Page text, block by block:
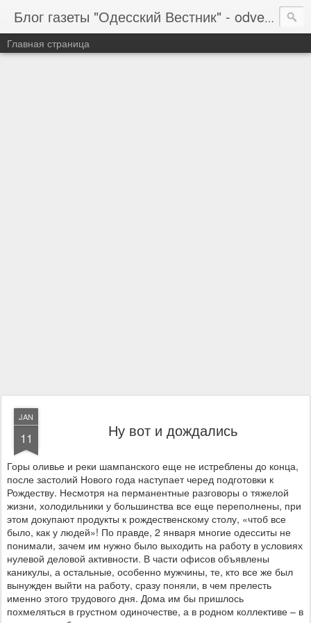
Блог газеты "Одесский Вестник" - odvestnik.com.ua, odvestnik.com
Главная страница
JAN
11 Ну вот и дождались
Горы оливье и реки шампанского еще не истреблены до конца,
после застолий Нового года наступает черед подготовки к
Рождеству. Несмотря на перманентные разговоры о тяжелой
жизни, холодильники у большинства все еще переполнены, при
этом докупают продукты к рождественскому столу, «чтоб все
было, как у людей»! По правде, 2 января многие одесситы не
понимали, зачем им нужно было выходить на работу в условиях
нулевой деловой активности. В части офисов объявлены
каникулы, а остальные, особенно мужчины, те, кто все же был
вынужден выйти на работу, сразу поняли, в чем прелесть
именно этого трудового дня. Дома им бы пришлось
похмеляться в грустном одиночестве, а в родном коллективе – в